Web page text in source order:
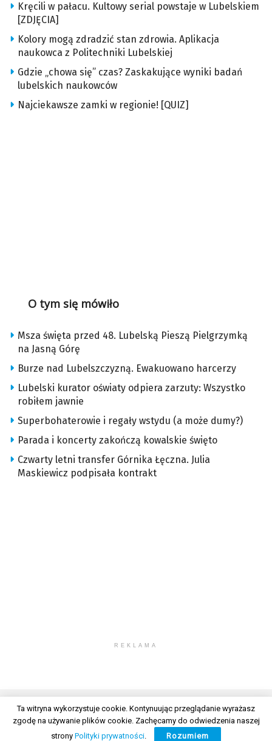
Kręcili w pałacu. Kultowy serial powstaje w Lubelskiem
[ZDJĘCIA]
Kolory mogą zdradzić stan zdrowia. Aplikacja
naukowca z Politechniki Lubelskiej
Gdzie „chowa się” czas? Zaskakujące wyniki badań
lubelskich naukowców
Najciekawsze zamki w regionie! [QUIZ]
O tym się mówiło
Msza święta przed 48. Lubelską Pieszą Pielgrzymką
na Jasną Górę
Burze nad Lubelszczyzną. Ewakuowano harcerzy
Lubelski kurator oświaty odpiera zarzuty: Wszystko
robiłem jawnie
Superbohaterowie i regały wstydu (a może dumy?)
Parada i koncerty zakończą kowalskie święto
Czwarty letni transfer Górnika Łęczna. Julia
Maskiewicz podpisała kontrakt
REKLAMA
© 2026 Wszelkie prawa zastrzeżone. Radio Lublin S.A. w likwidacji
Ta witryna wykorzystuje cookie. Kontynuując przeglądanie wyrażasz
zgodę na używanie plików cookie. Zachęcamy do odwiedzenia naszej
strony Polityki prywatności. Rozumiem